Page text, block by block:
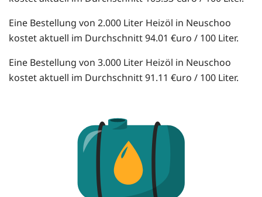
Eine Bestellung von 2.000 Liter Heizöl in Neuschoo
kostet aktuell im Durchschnitt 94.01 €uro / 100 Liter.
Eine Bestellung von 3.000 Liter Heizöl in Neuschoo
kostet aktuell im Durchschnitt 91.11 €uro / 100 Liter.